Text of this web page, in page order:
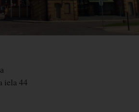
iela 44